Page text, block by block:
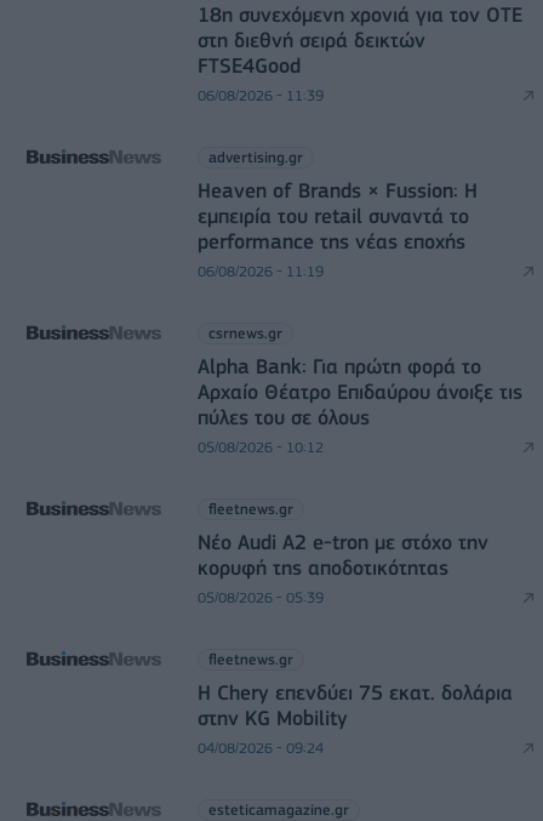
18η συνεχόμενη χρονιά για τον ΟΤΕ
στη διεθνή σειρά δεικτών
FTSE4Good
06/08/2026 - 11:39
advertising.gr
Heaven of Brands × Fussion: Η
εμπειρία του retail συναντά το
performance της νέας εποχής
06/08/2026 - 11:19
csrnews.gr
Alpha Bank: Για πρώτη φορά το
Αρχαίο Θέατρο Επιδαύρου άνοιξε τις
πύλες του σε όλους
05/08/2026 - 10:12
fleetnews.gr
Νέο Audi A2 e-tron με στόχο την
κορυφή της αποδοτικότητας
05/08/2026 - 05:39
fleetnews.gr
Η Chery επενδύει 75 εκατ. δολάρια
στην KG Mobility
04/08/2026 - 09:24
esteticamagazine.gr